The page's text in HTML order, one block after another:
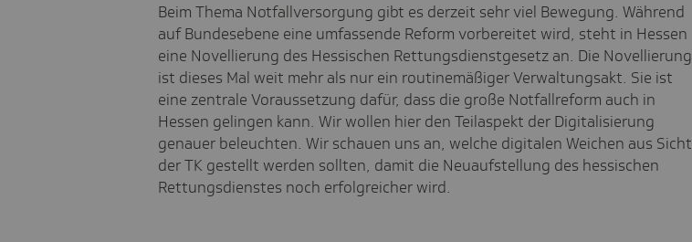
Beim Thema Notfallversorgung gibt es derzeit sehr viel Bewegung. Während
auf Bundesebene eine umfassende Reform vorbereitet wird, steht in Hessen
eine Novellierung des Hessischen Rettungsdienstgesetz an. Die Novellierung
ist dieses Mal weit mehr als nur ein routinemäßiger Verwaltungsakt. Sie ist
eine zentrale Voraussetzung dafür, dass die große Notfallreform auch in
Hessen gelingen kann. Wir wollen hier den Teilaspekt der Digitalisierung
genauer beleuchten. Wir schauen uns an, welche digitalen Weichen aus Sicht
der TK gestellt werden sollten, damit die Neuaufstellung des hessischen
Rettungsdienstes noch erfolgreicher wird.